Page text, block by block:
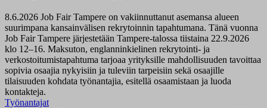
8.6.2026 Job Fair Tampere on vakiinnuttanut asemansa alueen
suurimpana kansainvälisen rekrytoinnin tapahtumana. Tänä vuonna
Job Fair Tampere järjestetään Tampere-talossa tiistaina 22.9.2026
klo 12–16. Maksuton, englanninkielinen rekrytointi- ja
verkostoitumistapahtuma tarjoaa yrityksille mahdollisuuden tavoittaa
sopivia osaajia nykyisiin ja tuleviin tarpeisiin sekä osaajille
tilaisuuden kohdata työnantajia, esitellä osaamistaan ja luoda
kontakteja.
Työnantajat